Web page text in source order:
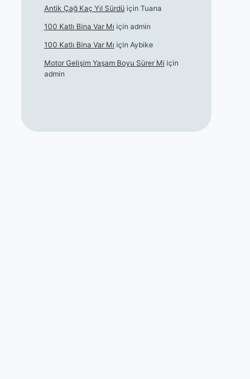
Antik Çağ Kaç Yıl Sürdü için Tuana
100 Katlı Bina Var Mı için admin
100 Katlı Bina Var Mı için Aybike
Motor Gelişim Yaşam Boyu Sürer Mi için
admin